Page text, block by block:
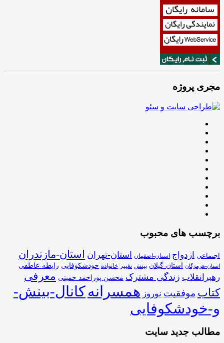
مجری پروژه
برچسب های محبوب
اجتماعی ازدواج استان-اصفهان استان-تهران استان-مازندران
استان-هرمزگان استان-گیلان بینش تغییر خانواده خودشکوفایی رابطه-عاطفی
رهبرانقلاب زندگی مشترک محسن پوراحمد خمینی معرفی
کتاب موفقیت نوروز همسرانهکانال-بینش-
و-خودشکوفایی
مطالب جدید سایت